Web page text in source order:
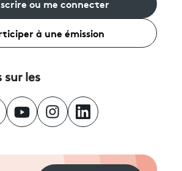
ou me connecter
à une émission
sur les